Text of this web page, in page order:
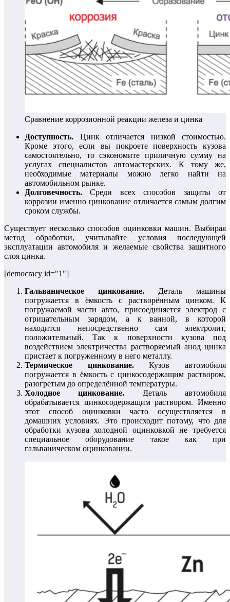
Сравнение коррозионной реакции железа и цинка
Доступность. Цинк отличается низкой стоимостью.
Кроме этого, если вы покроете поверхность кузова
самостоятельно, то сэкономите приличную сумму на
услугах специалистов автомастерских. К тому же,
необходимые материалы можно легко найти на
автомобильном рынке.
Долговечность. Среди всех способов защиты от
коррозии именно цинкование отличается самым долгим
сроком службы.
Существует несколько способов оцинковки машин. Выбирая
метод обработки, учитывайте условия последующей
эксплуатации автомобиля и желаемые свойства защитного
слоя цинка.
[democracy id="1"]
Гальваническое цинкование. Деталь машины
погружается в ёмкость с растворённым цинком. К
погружаемой части авто, присоединяется электрод с
отрицательным зарядом, а к ванной, в которой
находится непосредственно сам электролит,
положительный. Так к поверхности кузова под
воздействием электричества растворяемый анод цинка
пристает к погруженному в него металлу.
Термическое цинкование.Кузов автомобиля
погружается в ёмкость с цинкосодержащим раствором,
разогретым до определённой температуры.
Холодное цинкование. Деталь автомобиля
обрабатывается цинкосодержащим раствором. Именно
этот способ оцинковки часто осуществляется в
домашних условиях. Это происходит потому, что для
обработки кузова холодной оцинковкой не требуется
специальное оборудование такое как при
гальваническом оцинковании.